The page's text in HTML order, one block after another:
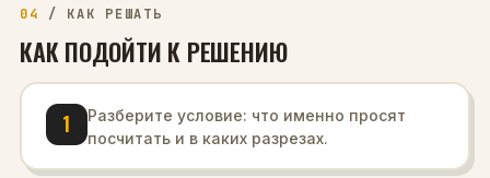
04 / КАК РЕШАТЬ
КАК ПОДОЙТИ К РЕШЕНИЮ
1
Разберите условие: что именно просят
посчитать и в каких разрезах.